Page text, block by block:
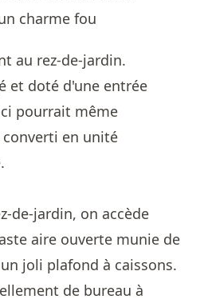
au rez-de-jardin.
et doté d'une entrée
pourrait même
en unité
de-jardin, on accède
aire ouverte munie de
joli plafond à caissons.
de bureau à